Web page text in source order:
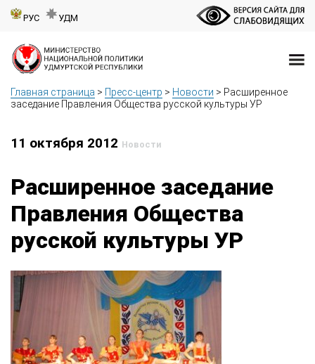
РУС УДМ
Главная страница > Пресс-центр > Новости > Расширенное
заседание Правления Общества русской культуры УР
11 октября 2012 Новости
Расширенное заседание
Правления Общества
русской культуры УР